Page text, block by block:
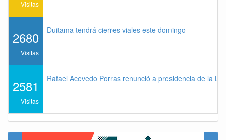
Visitas
2680
Visitas
Duitama tendrá cierres viales este domingo
2581
Visitas
Rafael Acevedo Porras renunció a presidencia de la